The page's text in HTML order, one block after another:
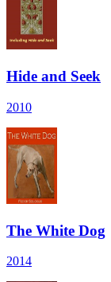
Hide and Seek
2010
The White Dog
2014